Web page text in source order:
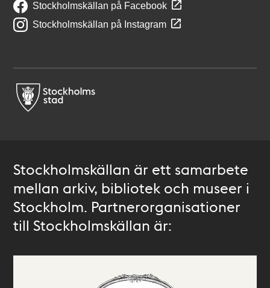
Stockholmskällan på Facebook
Stockholmskällan på Instagram
Stockholmskällan är ett samarbete
mellan arkiv, bibliotek och museer i
Stockholm. Partnerorganisationer
till Stockholmskällan är: